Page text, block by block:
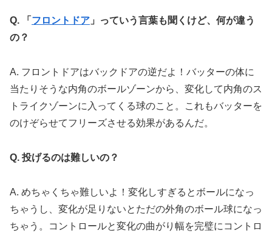
Q. 「 フロントドア 」っていう言葉も聞くけど、何が違う
の？
A. フロントドアはバックドアの逆だよ！バッターの体に
当たりそうな内角のボールゾーンから、変化して内角のス
トライクゾーンに入ってくる球のこと。これもバッターを
のけぞらせてフリーズさせる効果があるんだ。
Q. 投げるのは難しいの？
A. めちゃくちゃ難しいよ！変化しすぎるとボールになっ
ちゃうし、変化が足りないとただの外角のボール球になっ
ちゃう。コントロールと変化の曲がり幅を完璧にコントロ